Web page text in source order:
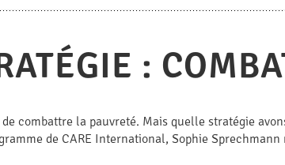
:
de combattre la pauvreté. Mais quelle stratégie
de CARE International, Sophie